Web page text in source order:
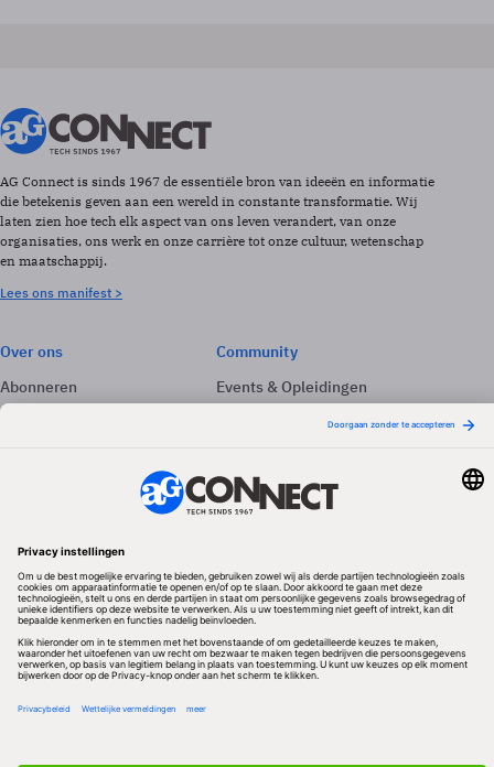
AG Connect is sinds 1967 de essentiële bron van ideeën en informatie
die betekenis geven aan een wereld in constante transformatie. Wij
laten zien hoe tech elk aspect van ons leven verandert, van onze
organisaties, ons werk en onze carrière tot onze cultuur, wetenschap
en maatschappij.
Lees ons manifest >
Over ons
Abonneren
Adverteren
Community
Events & Opleidingen
Volg ons
Redactionele partner
Algemene Voorwaarden & Copyrights